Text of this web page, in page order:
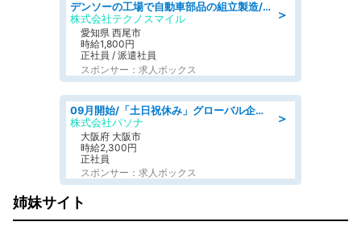
＞
デンソーの工場で自動車部品の組立製造/denso aichi
株式会社テクノスマイル
愛知県 西尾市
時給1,800円
正社員 / 派遣社員
スポンサー：求人ボックス
＞
09月開始/「土日祝休み」グローバル企業での産業保健のお仕事/保健師/高時給/残業なし/服装自由
株式会社パソナ
大阪府 大阪市
時給2,300円
正社員
スポンサー：求人ボックス
姉妹サイト